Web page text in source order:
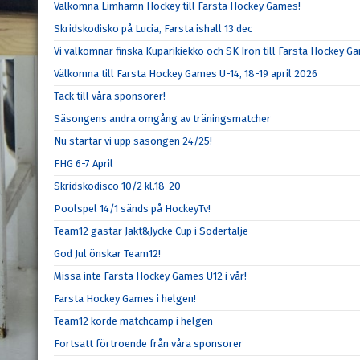
Välkomna Limhamn Hockey till Farsta Hockey Games!
Skridskodisko på Lucia, Farsta ishall 13 dec
Vi välkomnar finska Kuparikiekko och SK Iron till Farsta Hockey
Välkomna till Farsta Hockey Games U-14, 18-19 april 2026
Tack till våra sponsorer!
Säsongens andra omgång av träningsmatcher
Nu startar vi upp säsongen 24/25!
FHG 6-7 April
Skridskodisco 10/2 kl.18-20
Poolspel 14/1 sänds på HockeyTv!
Team12 gästar Jakt&Jycke Cup i Södertälje
God Jul önskar Team12!
Missa inte Farsta Hockey Games U12 i vår!
Farsta Hockey Games i helgen!
Team12 körde matchcamp i helgen
Fortsatt förtroende från våra sponsorer